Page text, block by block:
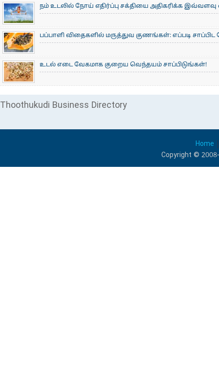
நம் உடலில் நோய் எதிர்ப்பு சக்தியை அதிகரிக்க
பப்பாளி விதைகளில் மருத்துவ குணங்கள்: ​எப்படி
உடல் எடை வேகமாக குறைய வெந்தயம் சாப்பிடுங்கள்!
Thoothukudi Business Directory
Home
Copyright ©